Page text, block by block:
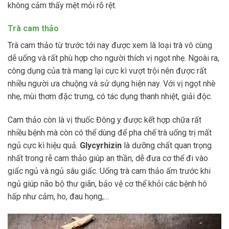
không cảm thấy mệt mỏi rõ rệt.
Trà cam thảo
Trà cam thảo từ trước tới nay được xem là loại trà vô cùng
dễ uống và rất phù hợp cho người thích vị ngọt nhẹ. Ngoài ra,
công dụng của trà mang lại cực kì vượt trội nên được rất
nhiều người ưa chuộng và sử dụng hiện nay. Với vị ngọt nhè
nhẹ, mùi thơm đặc trưng, có tác dụng thanh nhiệt, giải độc.
Cam thảo còn là vị thuốc Đông y được kết hợp chữa rất
nhiều bệnh mà còn có thể dùng để pha chế trà uống trị mất
ngủ cực kì hiệu quả. Glycyrhizin là dưỡng chất quan trọng
nhất trong rễ cam thảo giúp an thần, dễ đưa cơ thể đi vào
giấc ngủ và ngủ sâu giấc. Uống trà cam thảo ấm trước khi
ngủ giúp não bộ thư giãn, bảo vệ cơ thể khỏi các bệnh hô
hấp như cảm, ho, đau họng,…